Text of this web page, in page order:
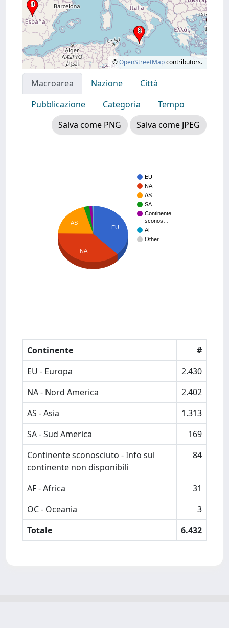
©OpenStreetMapcontributors.
Macroarea Nazione
Città
Pubblicazione
Categoria
Tempo
Salva come PNG
Salva come JPEG
EU
NA
AS
SA
Continente
sconos…
AF
Other
EU
AS
NA
Continente
#
EU - Europa
2.430
NA - Nord America
2.402
AS - Asia
1.313
SA - Sud America
169
Continente sconosciuto - Info sul
continente non disponibili
84
AF - Africa
31
OC - Oceania
3
Totale
6.432